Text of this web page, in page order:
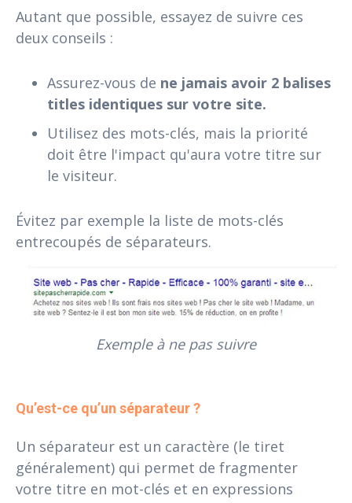
Autant que possible, essayez de suivre ces
deux conseils :
Assurez-vous de ne jamais avoir 2 balises
titles identiques sur votre site.
Utilisez des mots-clés, mais la priorité
doit être l'impact qu'aura votre titre sur
le visiteur.
Évitez par exemple la liste de mots-clés
entrecoupés de séparateurs.
Exemple à ne pas suivre
Qu’est-ce qu’un séparateur ?
Un séparateur est un caractère (le tiret
généralement) qui permet de fragmenter
votre titre en mot-clés et en expressions